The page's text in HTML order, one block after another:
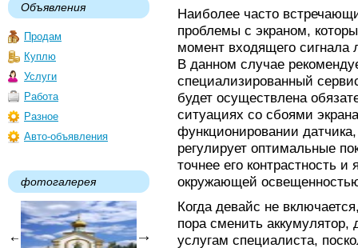
Объявления
Продам
Куплю
Услуги
Работа
Разное
Авто-объявления
фотогалерея
Наиболее часто
проблемы с экраном,
момент входящего сигнала
В данном случае
специализированный
будет осуществлена
ситуациях со сбоями
функционировании
регулирует оптимальные
точнее его контрастность и
окружающей
Когда девайс не
пора сменить аккумулятор,
услугам специалиста,